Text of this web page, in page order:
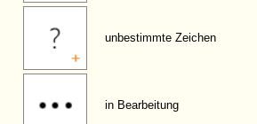
unbestimmte Zeichen
in Bearbeitung